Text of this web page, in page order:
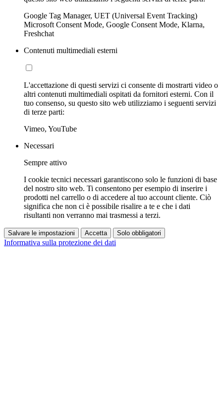
Google Tag Manager, UET (Universal Event Tracking)
Microsoft Consent Mode, Google Consent Mode, Klarna,
Freshchat
Contenuti multimediali esterni
L'accettazione di questi servizi ci consente di mostrarti video o
altri contenuti multimediali ospitati da fornitori esterni. Con il
tuo consenso, su questo sito web utilizziamo i seguenti servizi
di terze parti:
Vimeo, YouTube
Necessari
Sempre attivo
I cookie tecnici necessari garantiscono solo le funzioni di base
del nostro sito web. Ti consentono per esempio di inserire i
prodotti nel carrello o di accedere al tuo account cliente. Ciò
significa che non ci è possibile risalire a te e che i dati
risultanti non verranno mai trasmessi a terzi.
Salvare le impostazioni Accetta Solo obbligatori
Informativa sulla protezione dei dati